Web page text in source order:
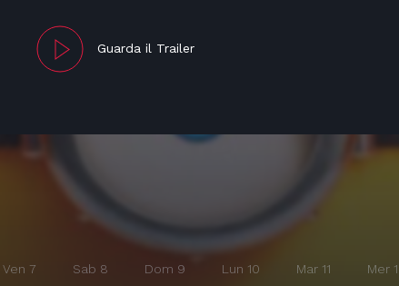
Guarda il Trailer
Ven 7 Sab 8 Dom 9 Lun 10 Mar 11 Mer